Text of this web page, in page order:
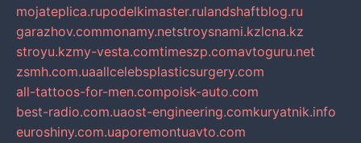
mojateplica.rupodelkimaster.rulandshaftblog.ru
garazhov.commonamy.netstroysnami.kzlcna.kz
stroyu.kzmy-vesta.comtimeszp.comavtoguru.net
zsmh.com.uaallcelebsplasticsurgery.com
all-tattoos-for-men.compoisk-auto.com
best-radio.com.uaost-engineering.comkuryatnik.info
euroshiny.com.uaporemontuavto.com